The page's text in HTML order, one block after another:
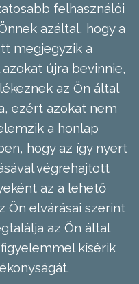
felhasználói
azáltal, hogy a
megjegyzik a
újra bevinnie,
az Ön által
ezért azokat nem
a honlap
hogy az így nyert
végrehajtott
az a lehető
Ön elvárásai szerint
az Ön által
kísérik